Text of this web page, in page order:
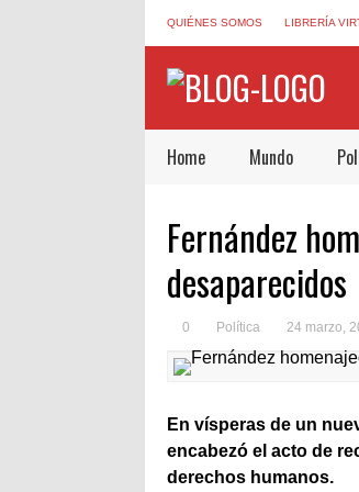
QUIÉNES SOMOS LIBRERÍA
Home Mundo
Fernández
desaparecidos
0 Política 24 marzo,
En vísperas de un
encabezó el acto de
derechos humanos.